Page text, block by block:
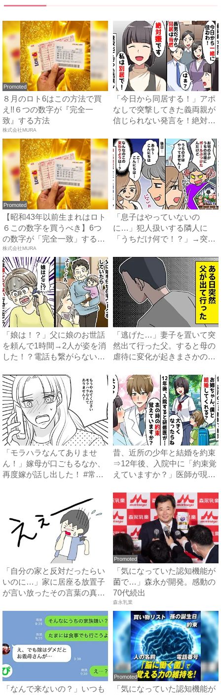
Promoted
８月のロト6はこの方法で買
え!!６つの数字が『完全一
致』する方法
株式会社MURA
「今日から同居する！」アポ
なしで突撃してきた義両親が
信じられない発言を！絶対嫌
Promoted
【昭和43年以前生まれはロト
６この数字を買うべき】6つ
の数字が「完全一致」する
方...
株式会社MURA
「息子はやっていないの
に…」犯人扱いする隣人に
「うちだけ何で！？」→突然
「娘は！？」父に娘のお世話
を頼んで1時間→2人が姿を消
した！？電話も繋がらない
「逃げた…」妻子を置いて突
然出て行った父。すると母の
虐待に変化が起きまさかの…
「モラハラなんてありませ
ん！」嫁母が口ごもるなか、
再度嫁が話し出した！ #常識
昔、近所の少年と結婚を約束
⇒12年後、入院中に「約束覚
えていますか？」医師が現
「自分の家と反対だったらい
いのに…」家に居座る放置子
が言い放ったその言葉の真相
Promoted
「気になっていた認知機能が
菌で…」森永が開発。感動の
70代続出
森永乳業
「なんで来ないの？」いつも
Promoted
「気になっていた認知機能が